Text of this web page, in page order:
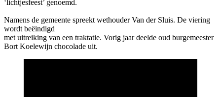
‘lichtjesfeest’ genoemd.
Namens de gemeente spreekt wethouder Van der Sluis. De viering
wordt beëindigd
met uitreiking van een traktatie. Vorig jaar deelde oud burgemeester
Bort Koelewijn chocolade uit.